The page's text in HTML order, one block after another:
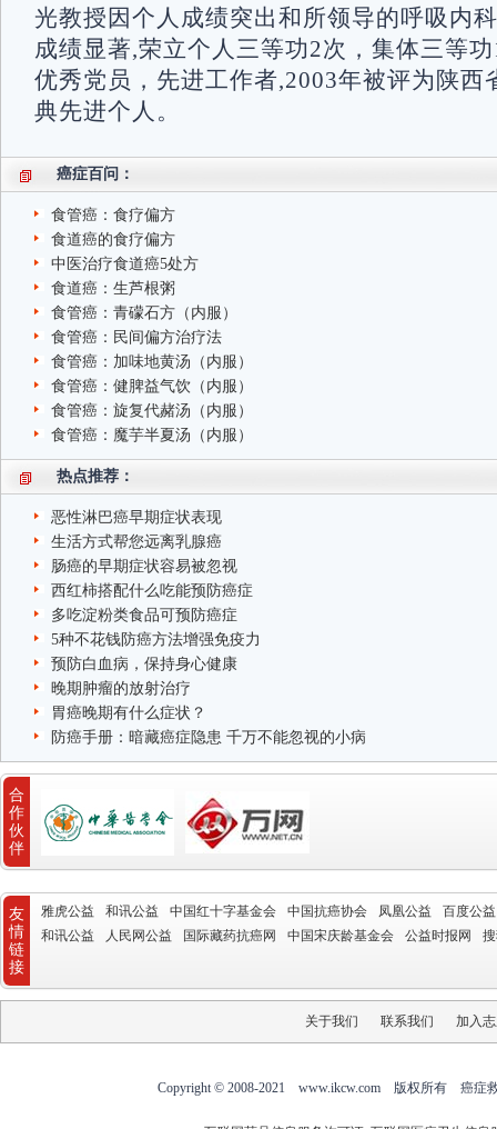
光教授因个人成绩突出和所领导的呼吸内
成绩显著,荣立个人三等功2次，集体三等
优秀党员，先进工作者,2003年被评为陕西
典先进个人。
癌症百问：
食管癌：食疗偏方
食道癌的食疗偏方
中医治疗食道癌5处方
食道癌：生芦根粥
食管癌：青礞石方（内服）
食管癌：民间偏方治疗法
食管癌：加味地黄汤（内服）
食管癌：健脾益气饮（内服）
食管癌：旋复代赭汤（内服）
食管癌：魔芋半夏汤（内服）
热点推荐：
恶性淋巴癌早期症状表现
生活方式帮您远离乳腺癌
肠癌的早期症状容易被忽视
西红柿搭配什么吃能预防癌症
多吃淀粉类食品可预防癌症
5种不花钱防癌方法增强免疫力
预防白血病，保持身心健康
晚期肿瘤的放射治疗
胃癌晚期有什么症状？
防癌手册：暗藏癌症隐患 千万不能忽视的小病
合
作
伙
伴
友
情
链
接
雅虎公益 和讯公益 中国红十字基金会 中国抗癌协会 凤凰公益
百度公益
和讯公益
人民网公益 国际藏药抗癌网 中国宋庆龄基金会 公益时报网
关于我们 联系我们 加入
Copyright © 2008-2021 www.ikcw.com 版权所有 癌症